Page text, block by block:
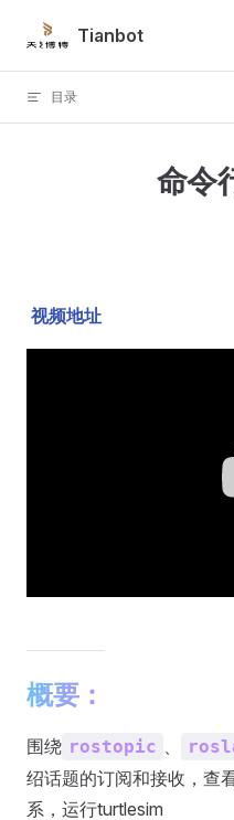
Skip to content
Tianbot
目录
命令
视频地址
概要：
围绕 rostopic 、
绍话题的订阅和接收，查
系，运行turtlesim